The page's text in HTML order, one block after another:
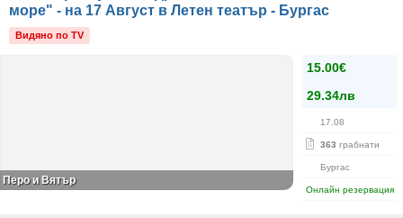
море" - на 17 Август в Летен театър - Бургас
Видяно по TV
15.00€
29.34лв
17.08
363 грабнати
Бургас
Онлайн резервация
Перо и Вятър